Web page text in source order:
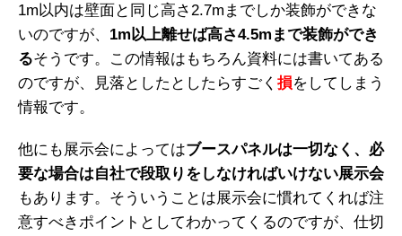
1m以内は壁面と同じ高さ2.7mまでしか装飾ができな
いのですが、 1m以上離せば高さ4.5mまで装飾ができ
るそうです。この情報はもちろん資料には書いてある
のですが、見落としたとしたらすごく 損をしてしまう
情報です。
他にも展示会によってはブースパネルは一切なく、必
要な場合は自社で段取りをしなければいけない展示会
もあります。そういうことは展示会に慣れてくれば注
意すべきポイントとしてわかってくるのですが、仕切